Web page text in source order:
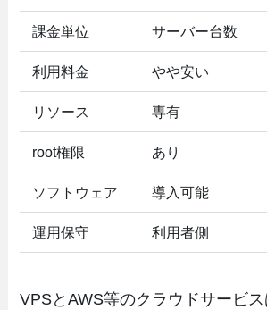
課金単位 サーバー台数
利用料金 やや安い
リソース 専有
root権限 あり
ソフトウェア 導入可能
運用保守 利用者側
VPSとAWS等のクラウドサービ